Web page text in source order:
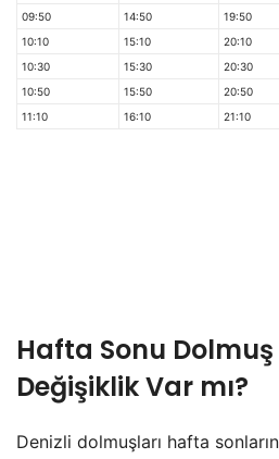
09:50
14:50
19:50
10:10
15:10
20:10
10:30
15:30
20:30
10:50
15:50
20:50
11:10
16:10 21:10
Hafta Sonu
Değişiklik Var mı?
Denizli dolmuşları hafta